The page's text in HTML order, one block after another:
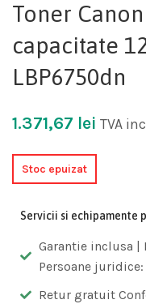
Toner
capacitate
LBP6750dn
1.371,67 lei TVA
Stoc epuizat
Servicii si echipamente
Garantie inclusa |
Persoane juridice:
Retur gratuit